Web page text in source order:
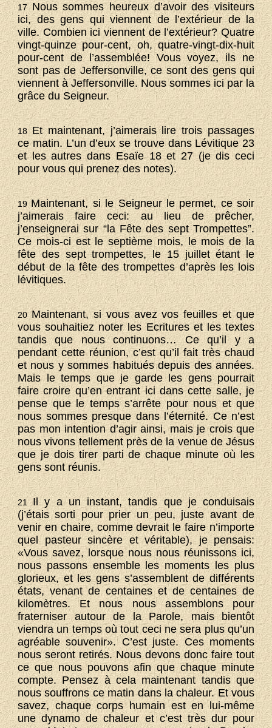
17Nous sommes heureux d’avoir des visiteurs
ici, des gens qui viennent de l’extérieur de la
ville. Combien ici viennent de l’extérieur? Quatre
vingt-quinze pour-cent, oh, quatre-vingt-dix-huit
pour-cent de l’assemblée! Vous voyez, ils ne
sont pas de Jeffersonville, ce sont des gens qui
viennent à Jeffersonville. Nous sommes ici par la
grâce du Seigneur.
18Et maintenant, j’aimerais lire trois passages
ce matin. L’un d’eux se trouve dans Lévitique 23
et les autres dans Esaïe 18 et 27 (je dis ceci
pour vous qui prenez des notes).
19Maintenant, si le Seigneur le permet, ce soir
j’aimerais faire ceci: au lieu de prêcher,
j’enseignerai sur “la Fête des sept Trompettes”.
Ce mois-ci est le septième mois, le mois de la
fête des sept trompettes, le 15 juillet étant le
début de la fête des trompettes d’après les lois
lévitiques.
20Maintenant, si vous avez vos feuilles et que
vous souhaitiez noter les Ecritures et les textes
tandis que nous continuons… Ce qu’il y a
pendant cette réunion, c’est qu’il fait très chaud
et nous y sommes habitués depuis des années.
Mais le temps que je garde les gens pourrait
faire croire qu’en entrant ici dans cette salle, je
pense que le temps s’arrête pour nous et que
nous sommes presque dans l’éternité. Ce n’est
pas mon intention d’agir ainsi, mais je crois que
nous vivons tellement près de la venue de Jésus
que je dois tirer parti de chaque minute où les
gens sont réunis.
21Il y a un instant, tandis que je conduisais
(j’étais sorti pour prier un peu, juste avant de
venir en chaire, comme devrait le faire n’importe
quel pasteur sincère et véritable), je pensais:
«Vous savez, lorsque nous nous réunissons ici,
nous passons ensemble les moments les plus
glorieux, et les gens s’assemblent de différents
états, venant de centaines et de centaines de
kilomètres. Et nous nous assemblons pour
fraterniser autour de la Parole, mais bientôt
viendra un temps où tout ceci ne sera plus qu’un
agréable souvenir». C’est juste. Ces moments
nous seront retirés. Nous devons donc faire tout
ce que nous pouvons afin que chaque minute
compte. Pensez à cela maintenant tandis que
nous souffrons ce matin dans la chaleur. Et vous
savez, chaque corps humain est en lui-même
une dynamo de chaleur et c’est très dur pour